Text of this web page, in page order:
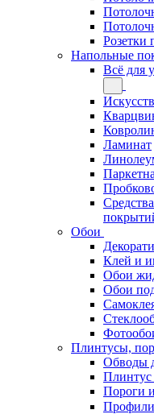
Розетки
Напольные
Всё для
Ламинат
Обои
Клей и
Обои
Обои
Плинтусы,
Обводы
Пороги